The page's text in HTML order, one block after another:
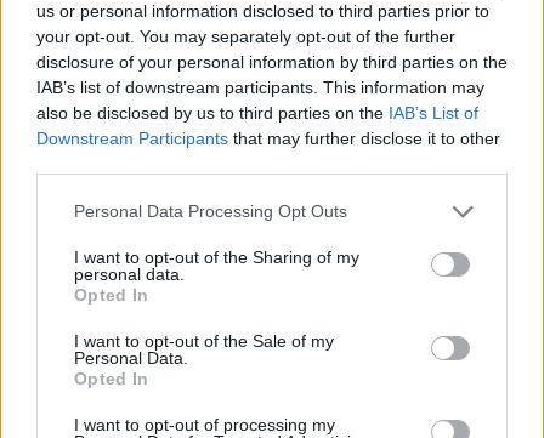
us or personal information disclosed to third parties prior to
your opt-out. You may separately opt-out of the further
disclosure of your personal information by third parties on the
IAB’s list of downstream participants. This information may
also be disclosed by us to third parties on the IAB’s List of
Downstream Participants that may further disclose it to other
Personal Data Processing Opt Outs
I want to opt-out of the Sharing of my
personal data.
Opted In
I want to opt-out of the Sale of my
Personal Data.
Opted In
I want to opt-out of processing my
Esim for USA|Esim for Italy| Esim for Spain|Esim